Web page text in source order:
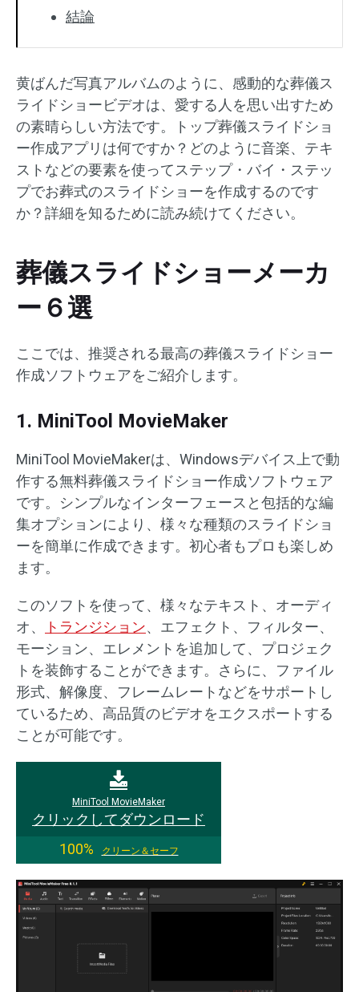
結論
黄ばんだ写真アルバムのように、感動的な葬儀ス
ライドショービデオは、愛する人を思い出すため
の素晴らしい方法です。トップ葬儀スライドショ
ー作成アプリは何ですか？どのように音楽、テキ
ストなどの要素を使ってステップ・バイ・ステッ
プでお葬式のスライドショーを作成するのです
か？詳細を知るために読み続けてください。
葬儀スライドショーメーカ
ー６選
ここでは、推奨される最高の葬儀スライドショー
作成ソフトウェアをご紹介します。
1. MiniTool MovieMaker
MiniTool MovieMakerは、Windowsデバイス上で動
作する無料葬儀スライドショー作成ソフトウェア
です。シンプルなインターフェースと包括的な編
集オプションにより、様々な種類のスライドショ
ーを簡単に作成できます。初心者もプロも楽しめ
ます。
このソフトを使って、様々なテキスト、オーディ
オ、
トランジション、エフェクト、フィルター、
モーション、エレメントを追加して、プロジェク
トを装飾することができます。さらに、ファイル
形式、解像度、フレームレートなどをサポートし
ているため、高品質のビデオをエクスポートする
ことが可能です。
MiniTool MovieMaker
クリックしてダウンロード
100%
クリーン＆セーフ